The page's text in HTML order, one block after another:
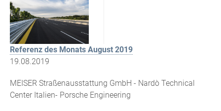
Referenz des Monats August 2019
19.08.2019
MEISER Straßenausstattung GmbH - Nardò Technical
Center Italien- Porsche Engineering